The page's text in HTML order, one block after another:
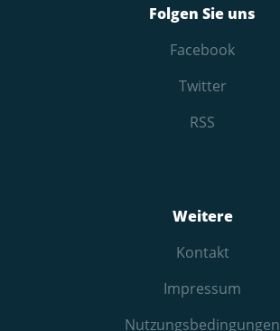
Folgen Sie uns
Facebook
Twitter
RSS
Weitere
Kontakt
Impressum
Nutzungs­bedingungen